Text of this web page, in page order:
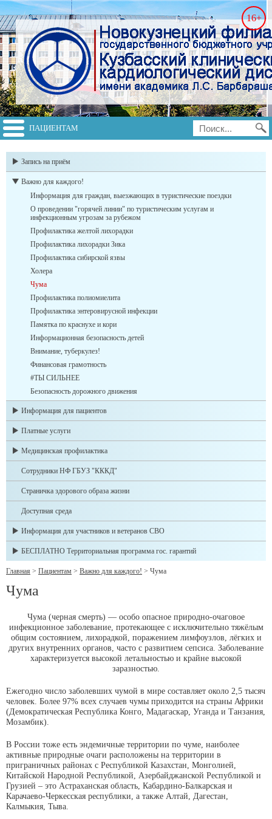
ПАЦИЕНТАМ
Запись на приём
Важно для каждого!
Информация для граждан, выезжающих в туристические поездки
О проведении "горячей линии" по туристическим услугам и
инфекционным угрозам за рубежом
Профилактика желтой лихорадки
Профилактика лихорадки Зика
Профилактика сибирской язвы
Холера
Чума
Профилактика полиомиелита
Профилактика энтеровирусной инфекции
Памятка по краснухе и кори
Информационная безопасность детей
Внимание, туберкулез!
Финансовая грамотность
#ТЫ СИЛЬНЕЕ
Безопасность дорожного движения
Информация для пациентов
Платные услуги
Медицинская профилактика
Сотрудники НФ ГБУЗ "КККД"
Страничка здорового образа жизни
Доступная среда
Информация для участников и ветеранов СВО
БЕСПЛАТНО Территориальная программа гос. гарантий
Главная > Пациентам > Важно для каждого! > Чума
Чума
Чума (черная смерть) — особо опасное природно-очаговое
инфекционное заболевание, протекающее с исключительно тяжёлым
общим состоянием, лихорадкой, поражением лимфоузлов, лёгких и
других внутренних органов, часто с развитием сепсиса. Заболевание
характеризуется высокой летальностью и крайне высокой
заразностью.
Ежегодно число заболевших чумой в мире составляет около 2,5 тысяч
человек. Более 97% всех случаев чумы приходится на страны Африки
(Демократическая Республика Конго, Мадагаскар, Уганда и Танзания,
Мозамбик).
В России тоже есть эндемичные территории по чуме, наиболее
активные природные очаги расположены на территории в
приграничных районах с Республикой Казахстан, Монголией,
Китайской Народной Республикой, Азербайджанской Республикой и
Грузией – это Астраханская область, Кабардино-Балкарская и
Карачаево-Черкесская республики, а также Алтай, Дагестан,
Калмыкия, Тыва.
16+